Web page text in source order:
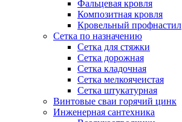
Фальцевая кровля
Композитная кровля
Кровельный профнастил
Сетка по назначению
Сетка для стяжки
Сетка дорожная
Сетка кладочная
Сетка мелкоячеистая
Сетка штукатурная
Винтовые сваи горячий цинк
Инженерная сантехника